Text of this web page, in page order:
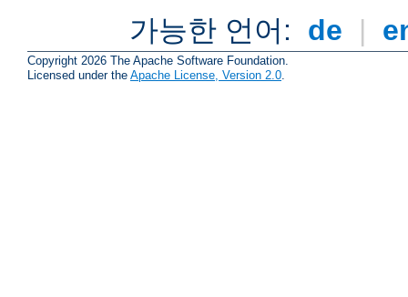
가능한 언어: de |
Copyright 2026 The Apache Software Foundation.
Licensed under the Apache License, Version 2.0.